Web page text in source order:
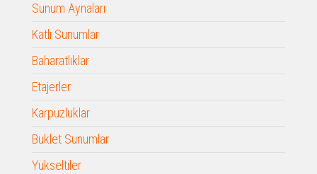
Sunum Aynaları
Katlı Sunumlar
Baharatlıklar
Etajerler
Karpuzluklar
Buklet Sunumlar
Yükseltiler